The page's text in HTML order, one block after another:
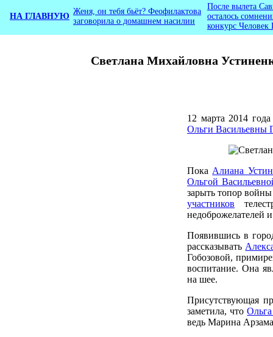
Светлана Михайловна
НА ГЛАВНУЮ
Женя, он тебя бьёт? Феофилактова
заговорила о домашнем насилии
После вылета
осталось
конкурс Человек
12 марта 2014
Ольги Васильевны
Пока Алиана
Ольгой
зарыть топор
участников
недоброжелателей
Появившись в
рассказывать
Гобозовой,
воспитание. Она
на шее.
Присутствующая
заметила, что
ведь Марина